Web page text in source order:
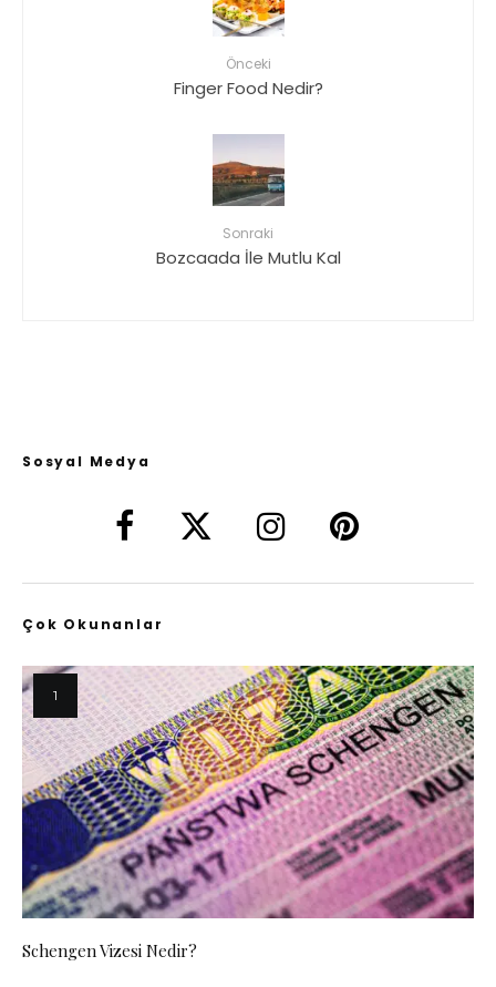
Önceki
Finger Food Nedir?
Sonraki
Bozcaada İle Mutlu Kal
Sosyal Medya
Çok Okunanlar
Schengen Vizesi Nedir?